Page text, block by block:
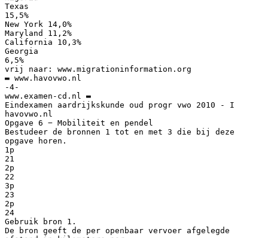
Texas
15,5%
New York 14,0%
Maryland 11,2%
California 10,3%
Georgia
6,5%
vrij naar: www.migrationinformation.org
▬ www.havovwo.nl
-4-
www.examen-cd.nl ▬
Eindexamen aardrijkskunde oud progr vwo 2010 - I
havovwo.nl
Opgave 6 − Mobiliteit en pendel
Bestudeer de bronnen 1 tot en met 3 die bij deze
opgave horen.
1p
21
2p
22
3p
23
2p
24
Gebruik bron 1.
De bron geeft de per openbaar vervoer afgelegde